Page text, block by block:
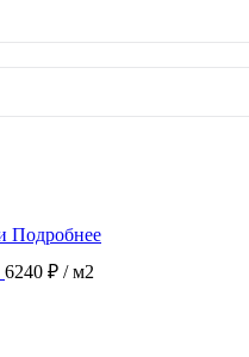
Подробнее
6240 ₽ / м2